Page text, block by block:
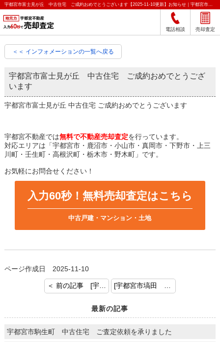
宇都宮市富士見が丘 中古住宅 ご成約おめでとうございます【2025-11-10更新】お知らせ｜宇都宮市の不動産をクイック売却査定｜宇都宮不動産
電話相談 売却査定
＜＜ インフォメーションの一覧へ戻る
宇都宮市富士見が丘 中古住宅 ご成約おめでとうござ
います
宇都宮市富士見が丘 中古住宅 ご成約おめでとうございます
宇都宮不動産では無料で不動産売却査定を行っています。
対応エリアは「宇都宮市・鹿沼市・小山市・真岡市・下野市・上三
川町・壬生町・高根沢町・栃木市・野木町」です。
お気軽にお問合せください！
入力60秒！無料売却査定はこちら
中古戸建・マンション・土地
ページ作成日 2025-11-10
＜ 前の記事 [宇都宮市西刑部町 ご査定依頼を頂きました。]
最新の記事
宇都宮市駒生町 中古住宅 ご査定依頼を承りました